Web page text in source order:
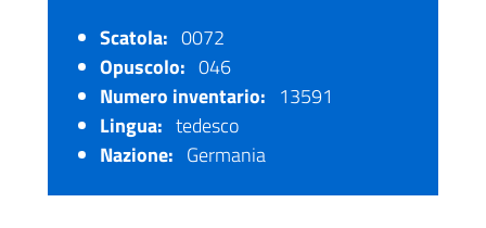
Scatola: 0072
Opuscolo: 046
Numero inventario: 13591
Lingua: tedesco
Nazione: Germania